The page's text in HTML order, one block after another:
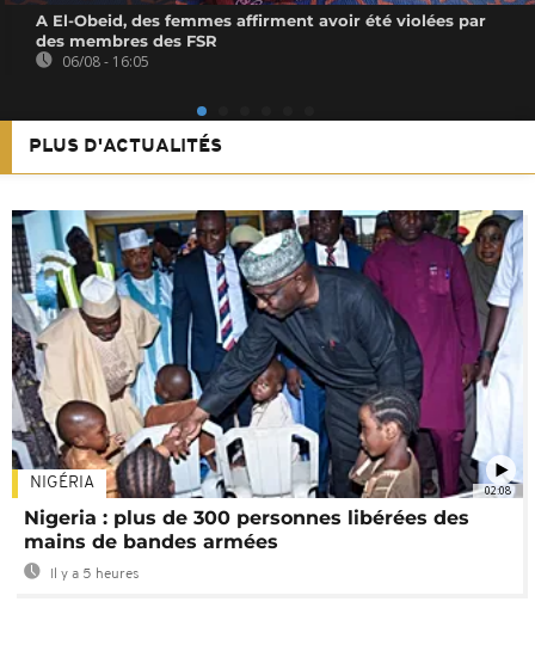
A El-Obeid, des femmes affirment avoir été violées par
des membres des FSR
06/08 - 16:05
PLUS D'ACTUALITÉS
02:08
NIGÉRIA
Nigeria : plus de 300 personnes libérées des
mains de bandes armées
Il y a 5 heures